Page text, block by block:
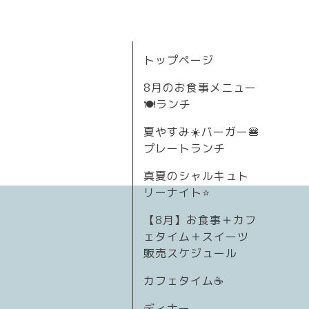
トップページ
8月のお食事メニュー
🍽ランチ
夏やすみ☀️バーガー🍔
プレートランチ
真夏のシャルキュト
リーナイト⭐
【8月】お食事＋カフ
ェタイム＋スイーツ
販売スケジュール
カフェタイム☕️